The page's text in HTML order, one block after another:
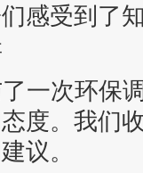
感受到了
一次环保
度。我们
议。